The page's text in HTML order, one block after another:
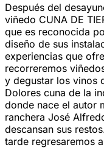
Después del
viñedo CUNA DE
que es reconocida
diseño de sus
experiencias que
recorreremos
y degustar los vinos
Dolores cuna de la
donde nace el autor
ranchera José
descansan sus
tarde regresaremos